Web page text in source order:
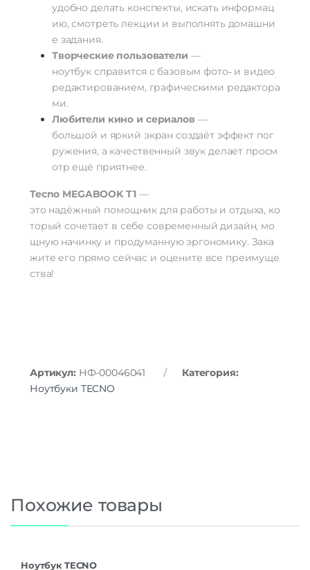
удобно делать конспекты, искатьинформац
ию, смотреть лекции и выполнятьдомашни
е задания.
Творческиепользователи —
ноутбук справится с базовым фото‑ и видео
редактированием, графическими редактора
ми.
Любители кино и сериалов —
большой и яркий экран создаёт эффект пог
ружения, а качественный звук делает просм
отр ещё приятнее.
Tecno MEGABOOK T1—
это надёжный помощник для работы и отдыха, ко
торый сочетает в себе современный дизайн, мо
щнуюначинку и продуманнуюэргономику. Зака
жите его прямо сейчас и оцените все преимуще
ства!
Артикул: НФ-00046041
Категория:
Ноутбуки TECNO
Похожие товары
Ноутбук TECNO